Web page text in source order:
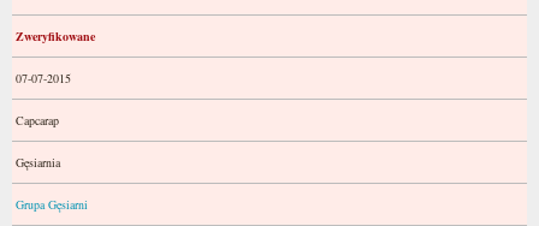
Zweryfikowane
07-07-2015
Capcarap
Gęsiarnia
Grupa Gęsiarni